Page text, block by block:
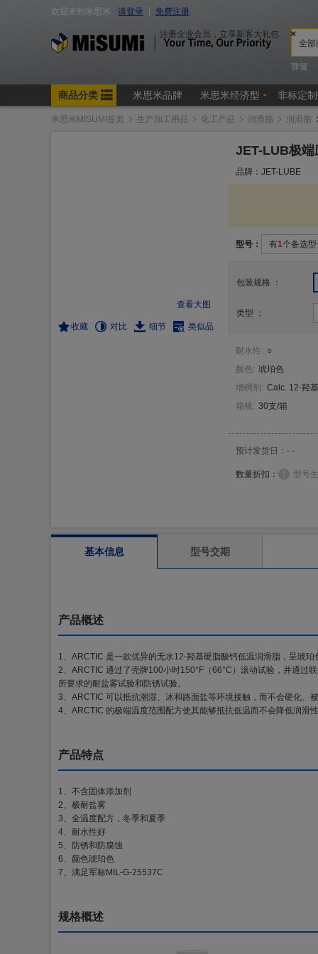
米思米MISUMI首页 生产加工用品 化工产品 润滑脂 润滑脂
查看大图
收藏 对比 细节 类似品
JET-LUB极端
品牌：JET-LUBE
型号： 有1个备选
包装规格 ：
类型 ：
耐水性: ○
颜色: 琥珀色
增稠剂 : Calc. 12-羟基
箱规: 30支/箱
预计发货日： - -
数量折扣： 型号
基本信息 型号交期
产品概述
1、ARCTIC 是一款优异的无水12-羟基硬脂酸钙低温润滑脂，呈琥
2、ARCTIC 通过了壳牌100小时150°F（66°C）滚动试验，并通过
所要求的耐盐雾试验和防锈试验。
3、ARCTIC 可以抵抗潮湿、冰和路面盐等环境接触，而不会硬化、
4、ARCTIC 的极端温度范围配方使其能够抵抗低温而不会降低润滑
产品特点
1、不含固体添加剂
2、极耐盐雾
3、全温度配方，冬季和夏季
4、耐水性好
5、防锈和防腐蚀
6、颜色琥珀色
7、满足军标MIL-G-25537C
规格概述